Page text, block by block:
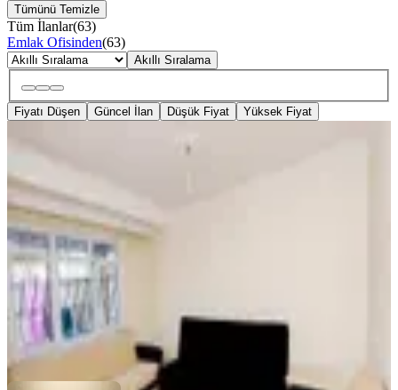
Tümünü Temizle
Tüm İlanlar(63)
Emlak Ofisinden(63)
Akıllı Sıralama
Fiyatı Düşen Güncel İlan Düşük Fiyat Yüksek Fiyat
Eşyalı Kiralık 2+1
2+1
30.000 ₺
ÇAP PRİME GAYRİMENKULAdem Topkaya
Ara